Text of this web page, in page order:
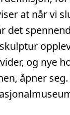
at når vi
det
og nye
åpner